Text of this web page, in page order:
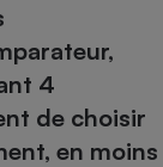
4
de choisir
en moins